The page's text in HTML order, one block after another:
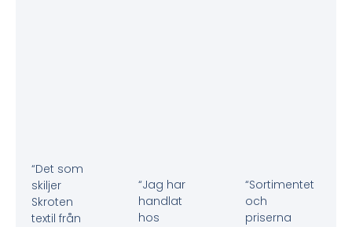
“Det som
skiljer
Skroten
textil från
“Jag har
handlat
hos
“Sortimentet
och
priserna